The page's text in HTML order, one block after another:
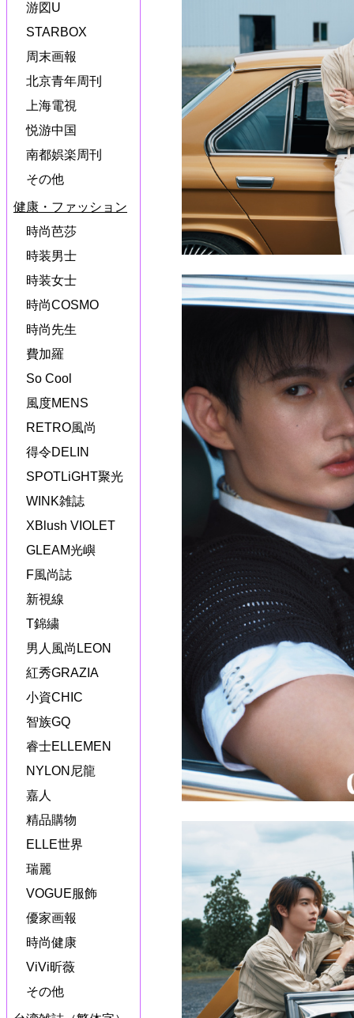
游図U
STARBOX
周末画報
北京青年周刊
上海電視
悦游中国
南都娯楽周刊
その他
健康・ファッション
時尚芭莎
時装男士
時装女士
時尚COSMO
時尚先生
費加羅
So Cool
風度MENS
RETRO風尚
得令DELIN
SPOTLiGHT聚光
WINK雑誌
XBlush VIOLET
GLEAM光嶼
F風尚誌
新視線
T錦繍
男人風尚LEON
紅秀GRAZIA
小資CHIC
智族GQ
睿士ELLEMEN
NYLON尼龍
嘉人
精品購物
ELLE世界
瑞麗
VOGUE服飾
優家画報
時尚健康
ViVi昕薇
その他